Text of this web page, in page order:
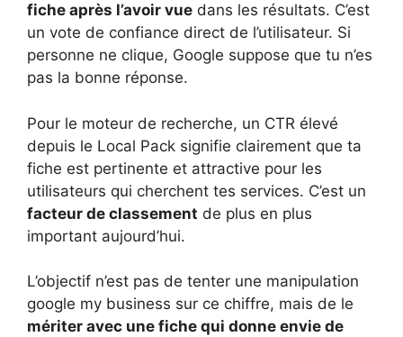
fiche après l’avoir vue dans les résultats. C’est
un vote de confiance direct de l’utilisateur. Si
personne ne clique, Google suppose que tu n’es
pas la bonne réponse.
Pour le moteur de recherche, un CTR élevé
depuis le Local Pack signifie clairement que ta
fiche est pertinente et attractive pour les
utilisateurs qui cherchent tes services. C’est un
facteur de classement de plus en plus
important aujourd’hui.
L’objectif n’est pas de tenter une manipulation
google my business sur ce chiffre, mais de le
mériter avec une fiche qui donne envie de